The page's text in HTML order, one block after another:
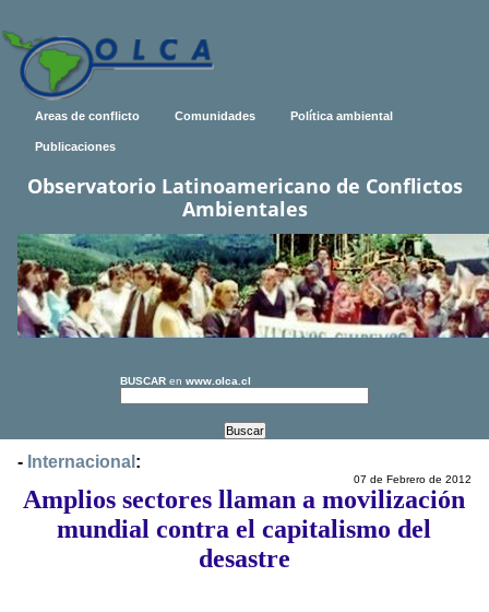
Areas de conflicto Comunidades Política ambiental
Publicaciones
Observatorio Latinoamericano de Conflictos
Ambientales
BUSCAR en www.olca.cl
- Internacional :
07 de Febrero de 2012
Amplios sectores llaman a movilización
mundial contra el capitalismo del
desastre